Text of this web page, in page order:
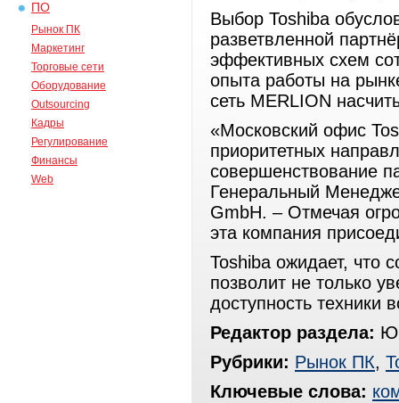
ПО
Рынок ПК
Маркетинг
Торговые сети
Оборудование
Outsourcing
Кадры
Регулирование
Финансы
Web
Выбор Toshiba
разветвленной
эффективных схем
опыта работы на
сеть MERLION
«Московский офис
приоритетных
совершенствование
Генеральный
GmbH. – Отмечая
эта компания
Toshiba ожидает, что
позволит не только
доступность техники
Редактор раздела:
Рубрики: Рынок ПК,
Ключевые слова: